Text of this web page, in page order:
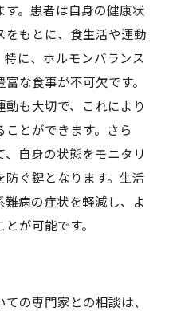
。患者は自身の健康状
もとに、食生活や運動
に、ホルモンバランス
な食事が不可欠です。
も大切で、これにより
とができます。さら
自身の状態をモニタリ
ぐ鍵となります。生活
病の症状を軽減し、よ
が可能です。
の専門家との相談は、